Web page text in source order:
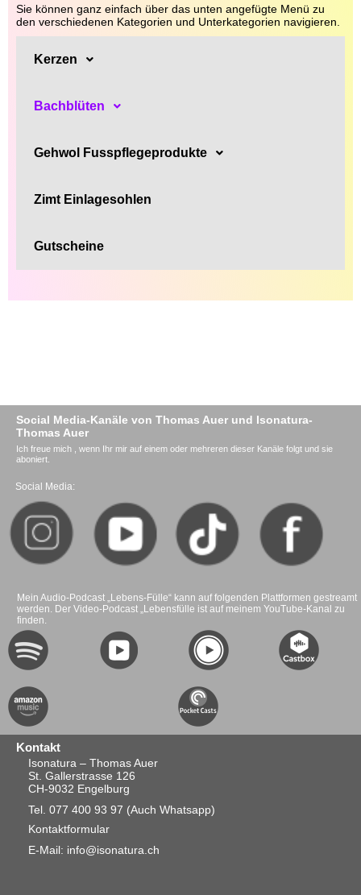
Sie können ganz einfach über das unten angefügte Menü zu
den verschiedenen Kategorien und Unterkategorien navigieren.
Kerzen
Bachblüten
Gehwol Fusspflegeprodukte
Zimt Einlagesohlen
Gutscheine
Social Media-Kanäle von Thomas Auer und Isonatura-
Thomas Auer
Ich freue mich , wenn Ihr mir auf einem oder mehreren dieser Kanäle folgt und sie
aboniert.
Social Media:
Mein Audio-Podcast „Lebens-Fülle“ kann auf folgenden Plattformen gestreamt
werden. Der Video-Podcast „Lebensfülle ist auf meinem YouTube-Kanal zu
finden.
Kontakt
Isonatura – Thomas Auer
St. Gallerstrasse 126
CH-9032 Engelburg
Tel. 077 400 93 97 (Auch Whatsapp)
Kontaktformular
E-Mail: info@isonatura.ch